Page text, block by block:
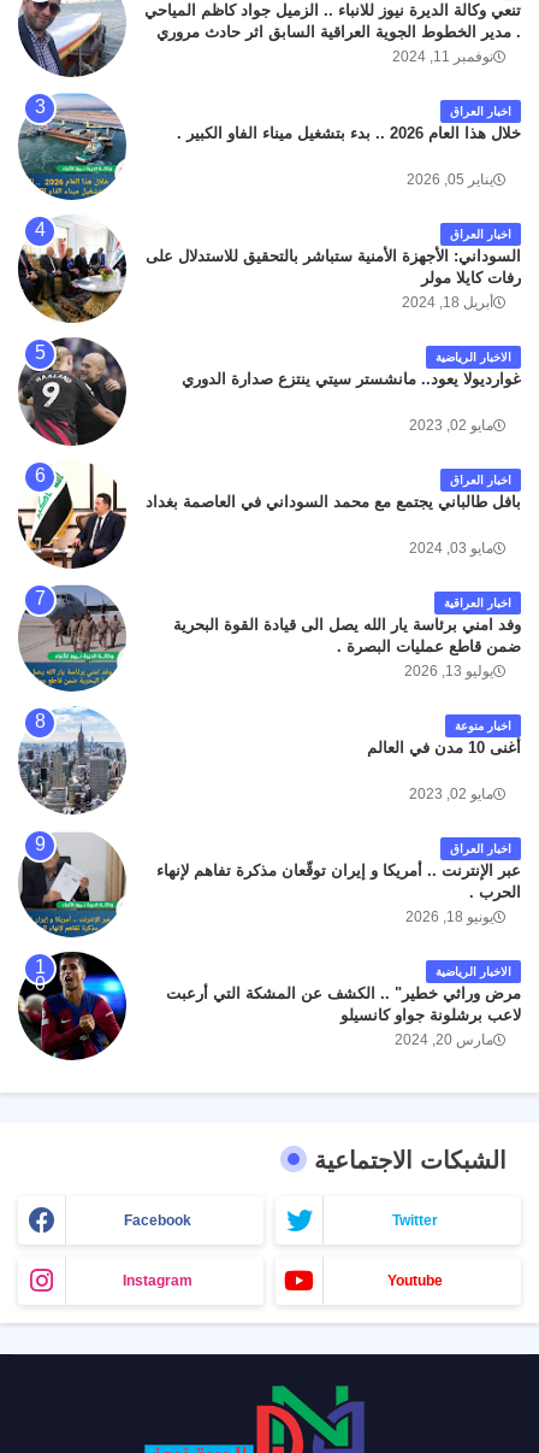
تنعي وكالة الديرة نيوز للانباء .. الزميل جواد كاظم المياحي
. مدير الخطوط الجوية العراقية السابق اثر حادث مروري
داخل مطار البصرة الدولي اليوم الاثنين على الطريق
كان سبب الحادث يعود لتصادم عجلته مع عجلة نوع كيا بنكو
تابعة لشركة الهلال الماسكة لإعمار مطار البصرة الدولي .
سائلين الله عز وجل ان يتغمد الفقيد بواسع رحمته ، و انا
نوفمبر 11, 2024
اخبار العراق
خلال هذا العام 2026 .. بدء بتشغيل ميناء الفاو الكبير .
يناير 05, 2026
اخبار العراق
السوداني: الأجهزة الأمنية ستباشر بالتحقيق للاستدلال على
رفات كايلا مولر
أبريل 18, 2024
الاخبار الرياضية
غوارديولا يعود.. مانشستر سيتي ينتزع صدارة الدوري
مايو 02, 2023
اخبار العراق
بافل طالباني يجتمع مع محمد السوداني في العاصمة بغداد
مايو 03, 2024
اخبار العراقية
وفد امني برئاسة يار الله يصل الى قيادة القوة البحرية
ضمن قاطع عمليات البصرة .
يوليو 13, 2026
اخبار منوعة
أغنى 10 مدن في العالم
مايو 02, 2023
اخبار العراق
عبر الإنترنت .. أمريكا و إيران توقّعان مذكرة تفاهم لإنهاء
الحرب .
يونيو 18, 2026
الاخبار الرياضية
مرض وراثي خطير" .. الكشف عن المشكة التي أرعبت
لاعب برشلونة جواو كانسيلو
مارس 20, 2024
الشبكات الاجتماعية
Facebook Twitter
Instagram Youtube